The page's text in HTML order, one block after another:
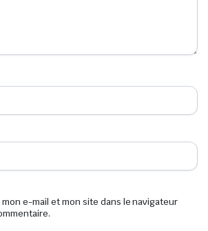
e-mail et mon site dans le navigateur